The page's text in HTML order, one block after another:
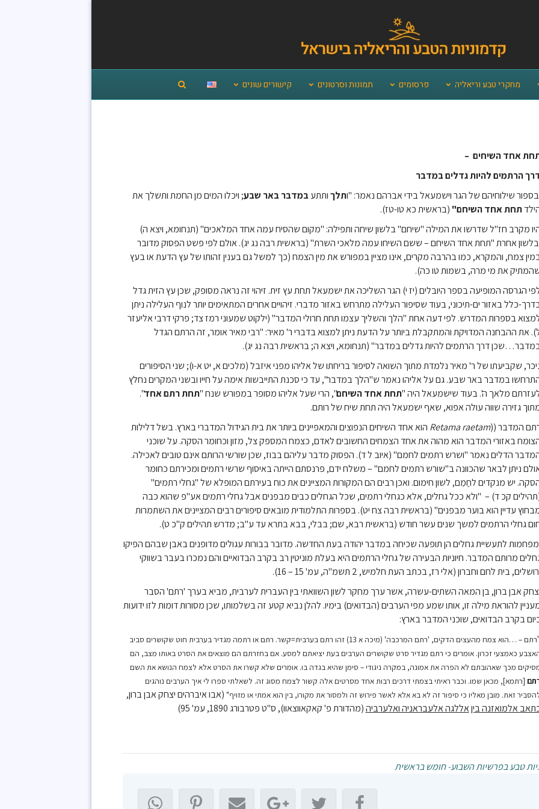
מחקרי טבע וריאליה פרסומים תמונות וסרטונים קישורים שונים
אחד השיחים –
הרתמים להיות גדלים במדבר
בספור שילוחיהם של הגר וישמעאל בידי אברהם נאמר: "ותלךותתעבמדבר באר שבע; ויכלו המים מן החמת ותשלך את
תחת אחד השיחם" (בראשית כא טו-טז).
מקרב חז"ל שדרשו את המילה "שיחם" בלשון שיחה ותפילה: "מקום שהסיח עמה אחד המלאכים" (תנחומא, ויצא ה)
אחרת "תחת אחד השיחם – ששם השיחו עמה מלאכי השרת" (בראשית רבה נג יג). אולם לפי פשט הפסוק מדובר
צמח, והמקרא, כמו בהרבה מקרים, אינו מציין במפורש את מין הצמח (כך למשל גם בענין זהותו של עץ הדעת או בעץ
את מי מרה, בשמות טו כה).
הגרסה המופיעה בספר היובלים (יז י) הגר השליכה את ישמעאל תחת עץ זית. זיהוי זה נראה מסופק, שכן עץ הזית גדל
כלל באזור ים-תיכוני, בעוד שסיפור העלילה מתרחש באזור מדברי. זיהויים אחרים המתאימים יותר לנוף העלילה ניתן
בספרות המדרש. לפי דעה אחת "הלך והשליך עצמו תחת חרולי המדבר" (ילקוט שמעוני רמז צד; פרקי דרבי אליעזר
את ההבחנה המדויקת והמתקבלת ביותר על הדעת ניתן למצוא בדברי ר' מאיר: "רבי מאיר אומר, זה הרתם הגדל
דרך הרתמים להיות גדלים במדבר" (תנחומא, ויצא ה; בראשית רבה נג יג).
שקביעתו של ר' מאיר נלמדת מתוך השואה לסיפור בריחתו של אליהו מפני איזבל (מלכים א, יט א-ו); שני הסיפורים
במדבר באר שבע. גם על אליהו נאמר ש"הלך במדבר", עד כי סכנת התייבשות אימה על חייו ובשני המקרים נחלץ
מלאך ה'. בעוד שישמעאל היה "תחת אחד השיחם", הרי שעל אליהו מסופר במפורש שנח "תחת רתם אחד".
גזירה שווה עולה אפוא, שאף ישמעאל היה תחת שיח של רותם.
המדבר ((Retama raetam הוא אחד השיחים הנפוצים והמאפיינים ביותר את בית הגידול המדברי בארץ. בשל דלילות
באזורי המדבר הוא מהוה את אחד הצמחים החשובים לאדם, כצמח המספק צל, מזון וכחומר הסקה. על שוכני
הדלים נאמר "ושרש רתמים לחמם" (איוב ל ד). הפסוק מדבר עליהם בבוז, שכן שורשי הרותם אינם טובים לאכילה.
ניתן לבאר שהכוונה ב"שורש רתמים לחמם" – משלח ידם, פרנסתם הייתה באיסוף שרשי רתמים ומכירתם כחומר
יש מנקדים לחַמֵם, לשון חימום. ואכן רבים הם המקורות המציינים את כוח בעירתם המופלא של "גחלי רתמים"
קכ ד) – "ולא ככל גחלים, אלא כגחלי רתמים, שכל הגחלים כבים מבפנים אבל גחלי רתמים אע"פ שהוא כבה
עדיין הוא בוער מבפנים" (בראשית רבה צח יט). בספרות התלמודית מובאים סיפורים רבים המציינים את השתמרות
גחלי הרתמים למשך שנים עשר חודש (בראשית רבא, שם; בבלי, בבא בתרא עד ע"ב; מדרש תהילים ק"כ ט).
מפחמות לתעשיית גחלים הן תופעה שכיחה במדבר יהודה בעת החדשה. מדובר בבורות עגולים מדופנים באבן שבהם הפיקו
מרותם המדבר. חיוניות הבעירה של גחלי הרתמים היא בעלת מוניטין רב בקרב הבדואיים והם נמכרו בעבר בשווקי
בית לחם וחברון (אלי רז, בכתב העת חלמיש, 2 תשמ"ה, עמ' 15 – 16).
אבן ברון, בן המאה השתים-עשרה, אשר ערך מחקר לשון השוואתי בין העברית לערבית, מביא בערך 'רתם' הסבר
להוראת מילה זו, אותו שמע מפי הערבים (הבדואים) בימיו. להלן נביא קטע זה בשלמותו, שכן מסורות דומות לזו ידועות
בקרב הבדואים, שוכני המדבר בארץ:
רתם – …הוא צמח מהעצים הדקים, 'רתם המרכבה' (מיכה א 13) זהו רתם בערבית=קשר. רתם או רתמה מגדיר בערבית חוט שקושרים סביב
כאמצעי זכרון. אומרים כי רתם מגדיר סרט שקושרים הערבים בעת יציאתם למסע. אם בחזרתם הם מוצאים את הסרט באותו מצב, הם
מכך שאהובתם לא הפרה את אמונה, במקרה ניגודי – סימן שהיא בגדה בו. אומרים שלא קשרו את הסרט אלא לצמח הנושא את השם
[רתמא], מכאן שמו. וכבר ראיתי בצמתי דרכים רבות אחד מסרטים אלה קשור לצמח מסוג זה. לשאלתי ספרו לי איך הערבים נוהגים
זאת. מובן מאליו כי סיפור זה לא בא אלא לאשר פירוש זה ולמסור את מקורו, בין הוא אמתי או מזויף" (אבו איברהים יצחק אבן ברון,
אלמואזנה ביןאללגה אלעבראניה ואלערביה(מהדורת פ' קאקאווצאוו), ס"ט פטרבורג 1890, עמ' 95)
טבע בפרשיות השבוע- חומש בראשית